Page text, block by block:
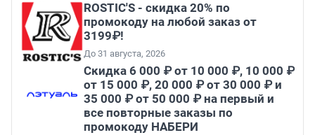
ROSTIC'S - скидка 20% по
промокоду на любой заказ от
3199₽!
До 31 августа, 2026
Скидка 6 000 ₽ от 10 000 ₽, 10 000 ₽
от 15 000 ₽, 20 000 ₽ от 30 000 ₽ и
35 000 ₽ от 50 000 ₽ на первый и
все повторные заказы по
промокоду НАБЕРИ